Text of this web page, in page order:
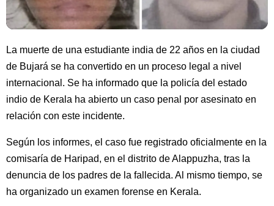
La muerte de una estudiante india de 22 años en la ciudad
de Bujará se ha convertido en un proceso legal a nivel
internacional. Se ha informado que la policía del estado
indio de Kerala ha abierto un caso penal por asesinato en
relación con este incidente.
Según los informes, el caso fue registrado oficialmente en la
comisaría de Haripad, en el distrito de Alappuzha, tras la
denuncia de los padres de la fallecida. Al mismo tiempo, se
ha organizado un examen forense en Kerala.